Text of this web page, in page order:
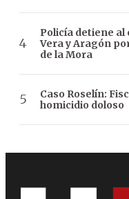
Policía detiene
Vera y Aragón
de la Mora
Caso Roselín:
homicidio doloso